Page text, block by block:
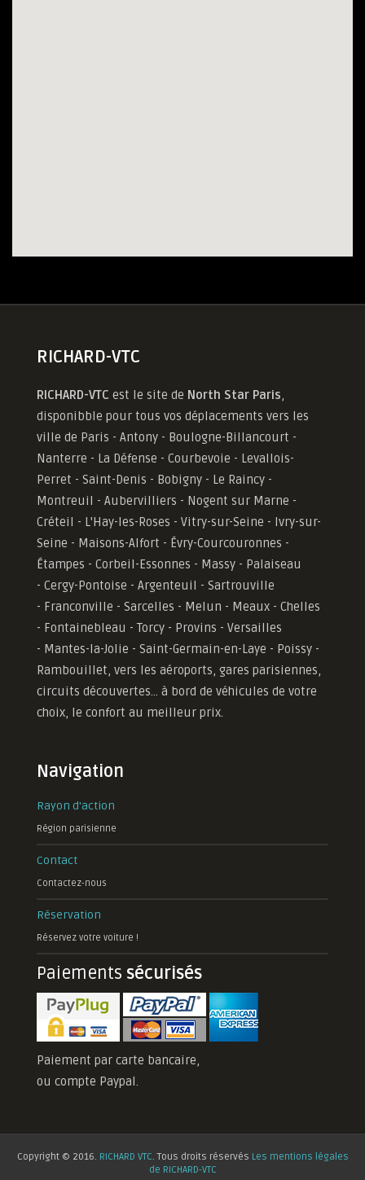
RICHARD-VTC
RICHARD-VTC est le site de North Star Paris,
disponibble pour tous vos déplacements vers les
ville de Paris - Antony - Boulogne-Billancourt -
Nanterre - La Défense - Courbevoie - Levallois-
Perret - Saint-Denis - Bobigny - Le Raincy -
Montreuil - Aubervilliers - Nogent sur Marne -
Créteil - L'Hay-les-Roses - Vitry-sur-Seine - Ivry-sur-
Seine - Maisons-Alfort - Évry-Courcouronnes -
Étampes - Corbeil-Essonnes - Massy - Palaiseau
- Cergy-Pontoise - Argenteuil - Sartrouville
- Franconville - Sarcelles - Melun - Meaux - Chelles
- Fontainebleau - Torcy - Provins - Versailles
- Mantes-la-Jolie - Saint-Germain-en-Laye - Poissy -
Rambouillet, vers les aéroports, gares parisiennes,
circuits découvertes... à bord de véhicules de votre
choix, le confort au meilleur prix.
Navigation
Rayon d'action
Région parisienne
Contact
Contactez-nous
Réservation
Réservez votre voiture !
Paiements sécurisés
Paiement par carte bancaire,
ou compte Paypal.
Copyright © 2016. RICHARD VTC. Tous droits réservés Les mentions légales
de RICHARD-VTC